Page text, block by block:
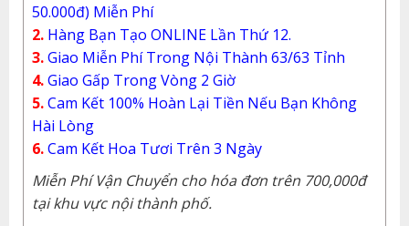
50.000đ) Miễn Phí
2. Hàng Bạn Tạo ONLINE Lần Thứ 12.
3.Giao Miễn Phí Trong Nội Thành 63/63 Tỉnh
4.Giao Gấp Trong Vòng 2 Giờ
5.Cam Kết 100% Hoàn Lại Tiền Nếu Bạn Không
Hài Lòng
6.Cam Kết Hoa Tươi Trên 3 Ngày
Miễn Phí Vận Chuyển cho hóa đơn trên 700,000đ
tại khu vực nội thành phố.